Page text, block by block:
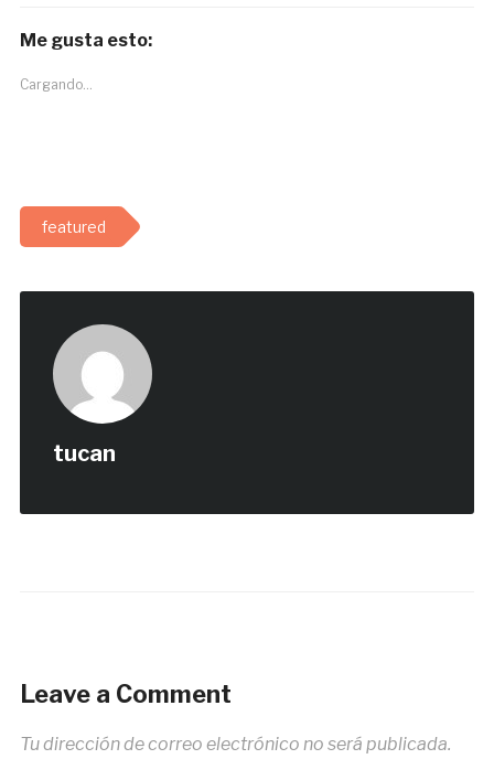
Me gusta esto:
Cargando...
featured
tucan
Leave a Comment
Tu dirección de correo electrónico no será publicada.